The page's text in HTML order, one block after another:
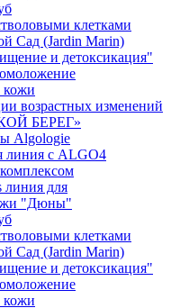
клетками
Сад (Jardin Marin)
и детоксикация"
кожи
возрастных изменений
БЕРЕГ»
Algologie
линия с ALGO4
линия для
"Дюны"
клетками
Сад (Jardin Marin)
и детоксикация"
кожи